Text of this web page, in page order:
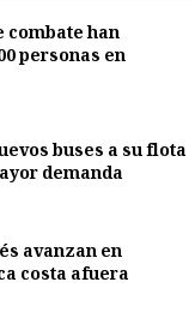
combate han
personas en
buses a su flota
demanda
avanzan en
costa afuera